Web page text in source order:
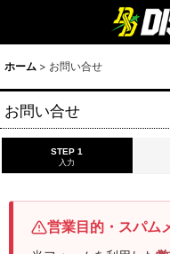
ホーム > お問い合せ
お問い合せ
STEP 1
入力
営業目的・スパム